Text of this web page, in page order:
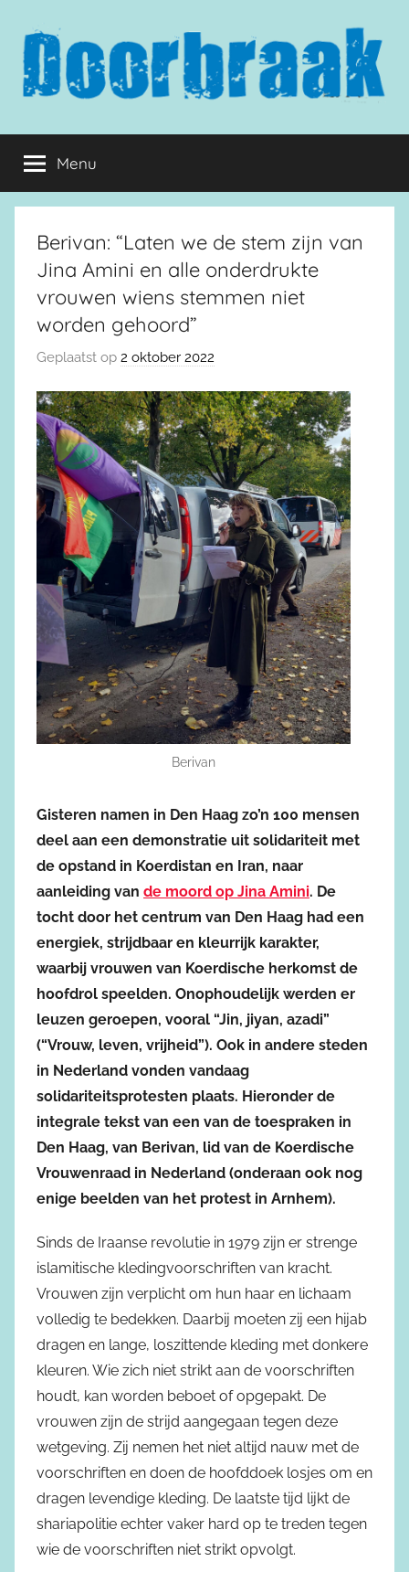
inhoud
springen
Doorbraak.eu
Menu
Berivan: “Laten we de stem zijn van
Jina Amini en alle onderdrukte
vrouwen wiens stemmen niet
worden gehoord”
Geplaatst op 2 oktober 2022
Berivan
Gisteren namen in Den Haag zo’n 100 mensen
deel aan een demonstratie uit solidariteit met
de opstand in Koerdistan en Iran, naar
aanleiding van de moord op Jina Amini. De
tocht door het centrum van Den Haag had een
energiek, strijdbaar en kleurrijk karakter,
waarbij vrouwen van Koerdische herkomst de
hoofdrol speelden. Onophoudelijk werden er
leuzen geroepen, vooral “Jin, jiyan, azadi”
(“Vrouw, leven, vrijheid”). Ook in andere steden
in Nederland vonden vandaag
solidariteitsprotesten plaats. Hieronder de
integrale tekst van een van de toespraken in
Den Haag, van Berivan, lid van de Koerdische
Vrouwenraad in Nederland (onderaan ook nog
enige beelden van het protest in Arnhem).
Sinds de Iraanse revolutie in 1979 zijn er strenge
islamitische kledingvoorschriften van kracht.
Vrouwen zijn verplicht om hun haar en lichaam
volledig te bedekken. Daarbij moeten zij een hijab
dragen en lange, loszittende kleding met donkere
kleuren. Wie zich niet strikt aan de voorschriften
houdt, kan worden beboet of opgepakt. De
vrouwen zijn de strijd aangegaan tegen deze
wetgeving. Zij nemen het niet altijd nauw met de
voorschriften en doen de hoofddoek losjes om en
dragen levendige kleding. De laatste tijd lijkt de
shariapolitie echter vaker hard op te treden tegen
wie de voorschriften niet strikt opvolgt.